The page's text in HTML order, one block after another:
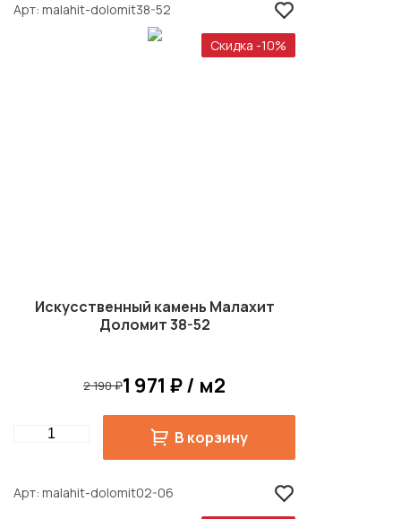
Арт malahit-dolomit38-52
Скидка -10%
Искусственный камень Малахит
Доломит 38-52
2 190 ₽1 971 ₽ / м2
Quantity В корзину
Арт malahit-dolomit02-06